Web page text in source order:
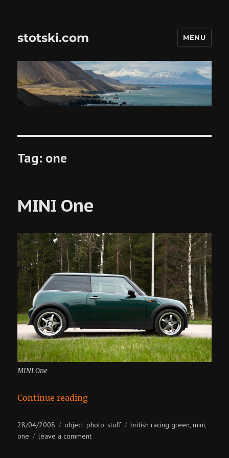
stotski.com MENU
Tag: one
MINI One
MINI One
Continue reading“MINI One”
Posted
on
28/04/2008 Categories
object,photo,stuff Tags
british racing green,mini,
one leave a commenton